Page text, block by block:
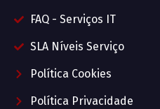
FAQ - Serviços IT
SLA Níveis Serviço
Política Cookies
Política Privacidade